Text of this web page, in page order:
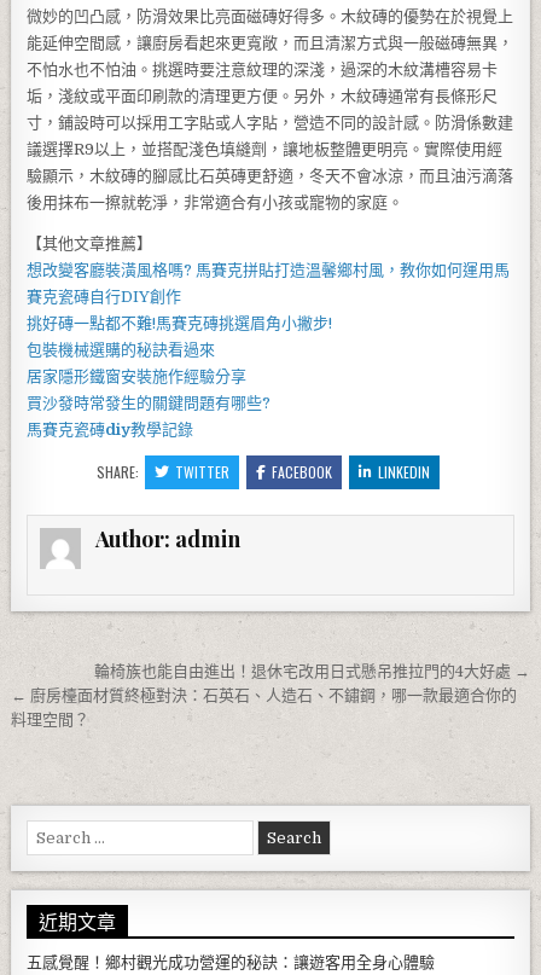
微妙的凹凸感，防滑效果比亮面磁磚好得多。木紋磚的優勢在於視覺上
能延伸空間感，讓廚房看起來更寬敞，而且清潔方式與一般磁磚無異，
不怕水也不怕油。挑選時要注意紋理的深淺，過深的木紋溝槽容易卡
垢，淺紋或平面印刷款的清理更方便。另外，木紋磚通常有長條形尺
寸，鋪設時可以採用工字貼或人字貼，營造不同的設計感。防滑係數建
議選擇R9以上，並搭配淺色填縫劑，讓地板整體更明亮。實際使用經
驗顯示，木紋磚的腳感比石英磚更舒適，冬天不會冰涼，而且油污滴落
後用抹布一擦就乾淨，非常適合有小孩或寵物的家庭。
【其他文章推薦】
想改變客廳裝潢風格嗎? 馬賽克拼貼打造溫馨鄉村風，教你如何運用 馬
賽克瓷磚自行DIY創作
挑好磚一點都不難!馬賽克磚挑選眉角小撇步!
包裝機械選購的秘訣看過來
居家隱形鐵窗安裝施作經驗分享
買沙發時常發生的關鍵問題有哪些?
馬賽克瓷磚diy教學記錄
SHARE: TWITTER FACEBOOK LINKEDIN
Author: admin
文章導覽輪椅族也能自由進出！退休宅改用日式懸吊推拉門的4大好處 →
← 廚房檯面材質終極對決：石英石、人造石、不鏽鋼，哪一款最適合你的
料理空間？
Search for:
近期文章
五感覺醒！鄉村觀光成功營運的秘訣：讓遊客用全身心體驗